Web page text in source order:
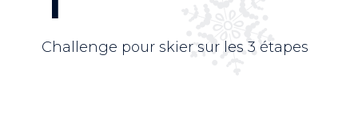
Challenge pour skier sur les 3 étapes